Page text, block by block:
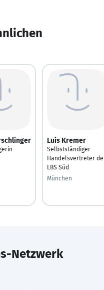
Luis Kremer
Selbstständiger
Handelsvertreter
LBS Süd
München
Netzwerk